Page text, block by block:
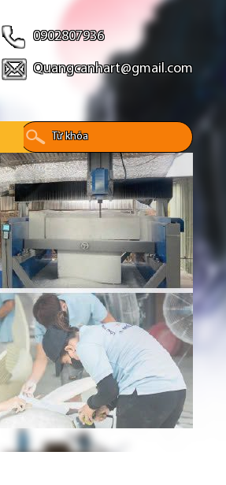
0902807936
Quangcanhart@gmail.com